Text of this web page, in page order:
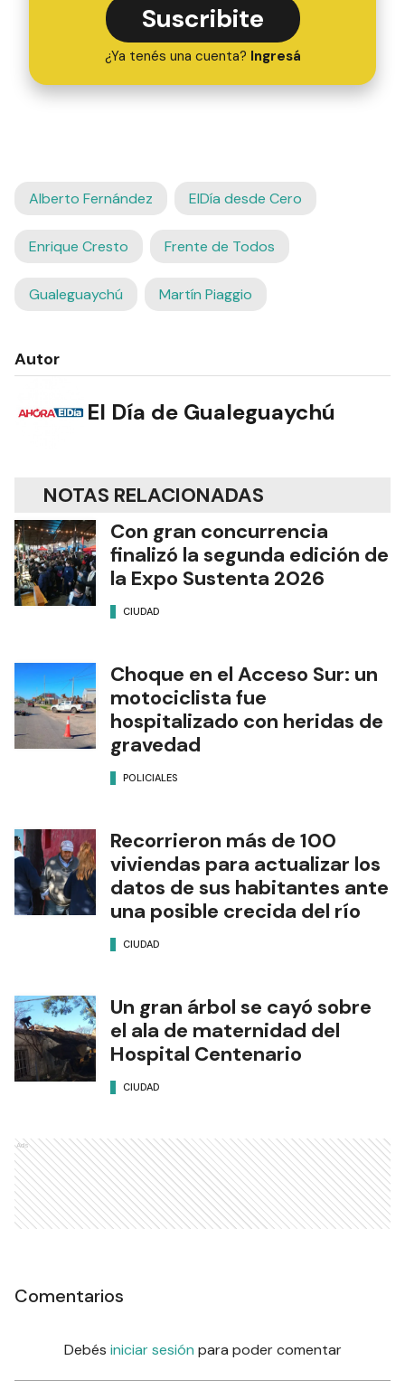
Suscribite
¿Ya tenés una cuenta? Ingresá
Alberto Fernández ElDía desde Cero
Enrique Cresto Frente de Todos
Gualeguaychú Martín Piaggio
Autor
El Día de Gualeguaychú
NOTAS RELACIONADAS
Con gran concurrencia
finalizó la segunda edición de
la Expo Sustenta 2026
CIUDAD
Choque en el Acceso Sur: un
motociclista fue
hospitalizado con heridas de
gravedad
POLICIALES
Recorrieron más de 100
viviendas para actualizar los
datos de sus habitantes ante
una posible crecida del río
CIUDAD
Un gran árbol se cayó sobre
el ala de maternidad del
Hospital Centenario
CIUDAD
Ads
Comentarios
Debés iniciar sesión para poder comentar